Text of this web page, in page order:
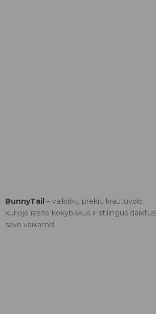
BunnyTail – vaikiškų prekių krautuvėlė,
kurioje rasite kokybiškus ir stilingus daiktus
savo vaikams!